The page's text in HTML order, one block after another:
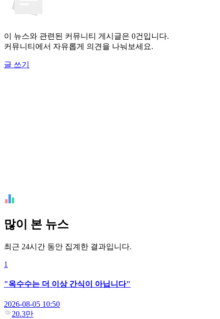
이 뉴스와 관련된 커뮤니티 게시글은 0건입니다.
커뮤니티에서 자유롭게 의견을 나눠보세요.
글 쓰기
많이 본 뉴스
최근 24시간 동안 집계한 결과입니다.
1
"옥수수는 더 이상 간식이 아닙니다"
2026-08-05 10:50
20.3만